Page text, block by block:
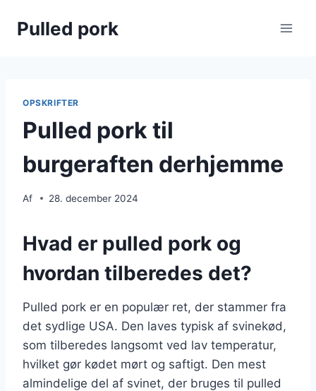
Pulled pork
OPSKRIFTER
Pulled pork til
burgeraften derhjemme
Af 28. december 2024
Hvad er pulled pork og
hvordan tilberedes det?
Pulled pork er en populær ret, der stammer fra
det sydlige USA. Den laves typisk af svinekød,
som tilberedes langsomt ved lav temperatur,
hvilket gør kødet mørt og saftigt. Den mest
almindelige del af svinet, der bruges til pulled